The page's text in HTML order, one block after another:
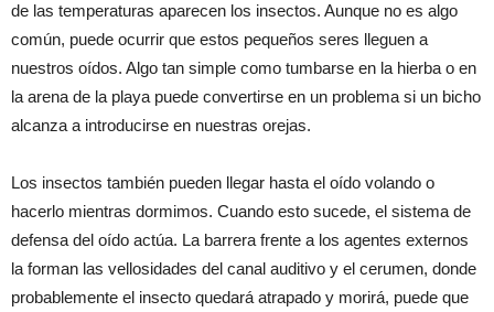
de las temperaturas aparecen los insectos. Aunque no es algo
común, puede ocurrir que estos pequeños seres lleguen a
nuestros oídos. Algo tan simple como tumbarse en la hierba o en
la arena de la playa puede convertirse en un problema si un bicho
alcanza a introducirse en nuestras orejas.
Los insectos también pueden llegar hasta el oído volando o
hacerlo mientras dormimos. Cuando esto sucede, el sistema de
defensa del oído actúa. La barrera frente a los agentes externos
la forman las vellosidades del canal auditivo y el cerumen, donde
probablemente el insecto quedará atrapado y morirá, puede que